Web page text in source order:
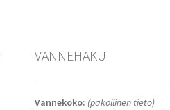
VANNEHAKU
Vannekoko: (pakollinen tieto)